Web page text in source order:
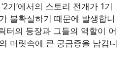
기’에서의 스토리 전개가 1기
불확실하기 때문에 발생합니
터의 등장과 그들의 역할이 어
머릿속에 큰 궁금증을 남깁니